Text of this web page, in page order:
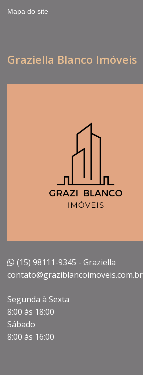
Mapa do site
Graziella Blanco Imóveis
(15) 98111-9345 - Graziella
contato@graziblancoimoveis.com.br
Segunda à Sexta
8:00 às 18:00
Sábado
8:00 às 16:00